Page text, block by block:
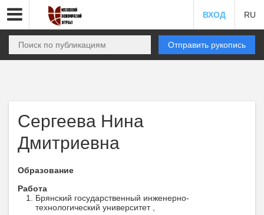
ВХОД RU
Отправить рукопись
Сергеева Нина
Дмитриевна
Образование
Работа
Брянский государственный инженерно-
технологический университет ,